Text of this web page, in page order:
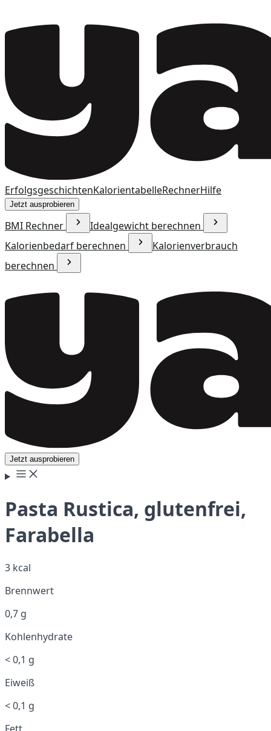
ErfolgsgeschichtenKalorientabelleRechnerHilfe
Jetzt ausprobieren
BMI Rechner
Idealgewicht berechnen
Kalorienbedarf berechnen
Kalorienverbrauch
berechnen
Jetzt ausprobieren
Pasta Rustica, glutenfrei,
Farabella
3 kcal
Brennwert
0,7 g
Kohlenhydrate
< 0,1 g
Eiweiß
< 0,1 g